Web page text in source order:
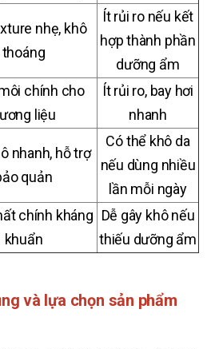
nhẹ, khô
thoáng
Ít rủi ro nếu kết
hợp thành phần
dưỡng ẩm
chính cho
liệu
Ít rủi ro, bay hơi
nhanh
nhanh, hỗ trợ
quản
Có thể khô da
nếu dùng nhiều
lần mỗi ngày
chính kháng
khuẩn
Dễ gây khô nếu
thiếu dưỡng ẩm
và lựa chọn sản phẩm